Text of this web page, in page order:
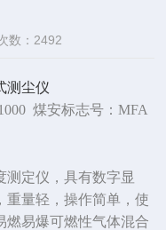
数：2492
测尘仪
煤安标志号：MFA
测定仪，具有数字显
重量轻，操作简单，使
燃易爆可燃性气体混合